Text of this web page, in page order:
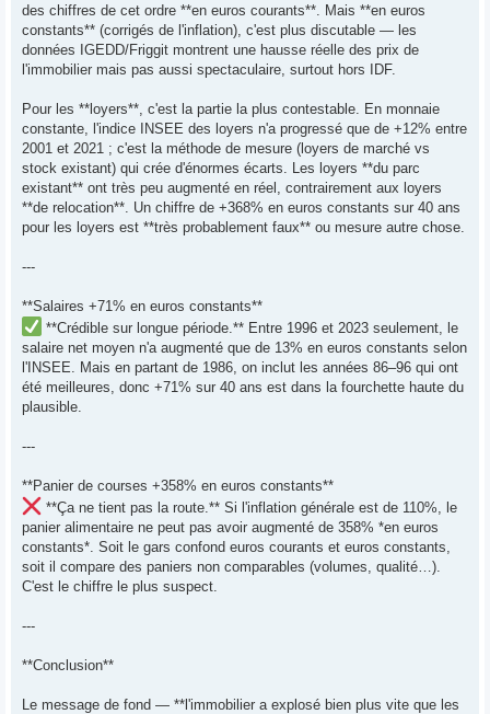
des chiffres de cet ordre **en euros courants**. Mais **en euros
constants** (corrigés de l'inflation), c'est plus discutable — les
données IGEDD/Friggit montrent une hausse réelle des prix de
l'immobilier mais pas aussi spectaculaire, surtout hors IDF.
Pour les **loyers**, c'est la partie la plus contestable. En monnaie
constante, l'indice INSEE des loyers n'a progressé que de +12% entre
2001 et 2021 ; c'est la méthode de mesure (loyers de marché vs
stock existant) qui crée d'énormes écarts. Les loyers **du parc
existant** ont très peu augmenté en réel, contrairement aux loyers
**de relocation**. Un chiffre de +368% en euros constants sur 40 ans
pour les loyers est **très probablement faux** ou mesure autre chose.
---
**Salaires +71% en euros constants**
**Crédible sur longue période.** Entre 1996 et 2023 seulement, le
salaire net moyen n'a augmenté que de 13% en euros constants selon
l'INSEE. Mais en partant de 1986, on inclut les années 86–96 qui ont
été meilleures, donc +71% sur 40 ans est dans la fourchette haute du
plausible.
---
**Panier de courses +358% en euros constants**
**Ça ne tient pas la route.** Si l'inflation générale est de 110%, le
panier alimentaire ne peut pas avoir augmenté de 358% *en euros
constants*. Soit le gars confond euros courants et euros constants,
soit il compare des paniers non comparables (volumes, qualité…).
C'est le chiffre le plus suspect.
---
**Conclusion**
Le message de fond — **l'immobilier a explosé bien plus vite que les